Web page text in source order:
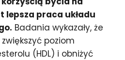
lepsza praca układu
Badania wykazały, że
poziom
(HDL) i obniżyć